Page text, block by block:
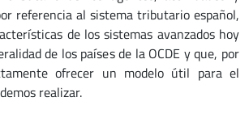
referencia al sistema tributario español,
de los sistemas avanzados hoy
de los países de la OCDE y que, por
ofrecer un modelo útil para el
realizar.